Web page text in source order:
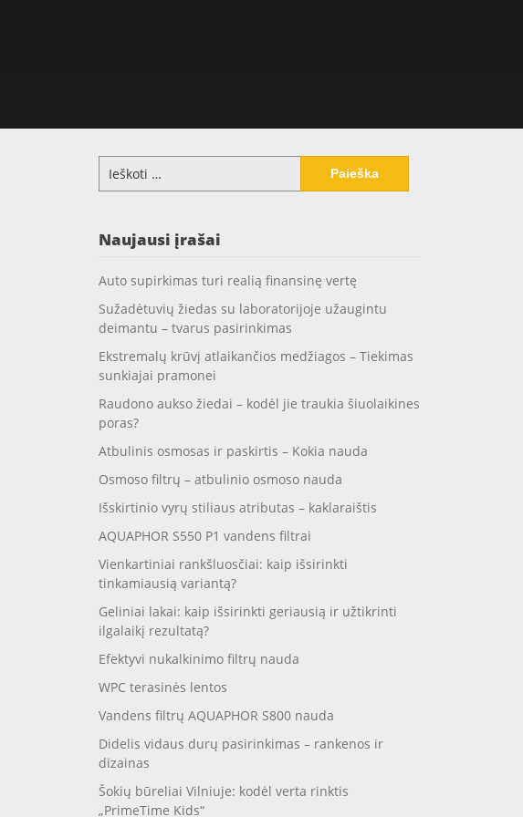
Ieškoti:
Naujausi įrašai
Auto supirkimas turi realią finansinę vertę
Sužadėtuvių žiedas su laboratorijoje užaugintu
deimantu – tvarus pasirinkimas
Ekstremalų krūvį atlaikančios medžiagos – Tiekimas
sunkiajai pramonei
Raudono aukso žiedai – kodėl jie traukia šiuolaikines
poras?
Atbulinis osmosas ir paskirtis – Kokia nauda
Osmoso filtrų – atbulinio osmoso nauda
Išskirtinio vyrų stiliaus atributas – kaklaraištis
AQUAPHOR S550 P1 vandens filtrai
Vienkartiniai rankšluosčiai: kaip išsirinkti
tinkamiausią variantą?
Geliniai lakai: kaip išsirinkti geriausią ir užtikrinti
ilgalaikį rezultatą?
Efektyvi nukalkinimo filtrų nauda
WPC terasinės lentos
Vandens filtrų AQUAPHOR S800 nauda
Didelis vidaus durų pasirinkimas – rankenos ir
dizainas
Šokių būreliai Vilniuje: kodėl verta rinktis
„PrimeTime Kids“